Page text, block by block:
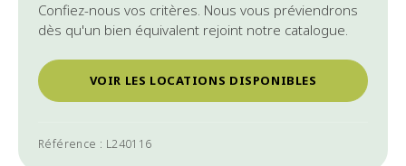
Confiez-nous vos critères. Nous vous préviendrons
dès qu'un bien équivalent rejoint notre catalogue.
VOIR LES LOCATIONS DISPONIBLES
Référence : L240116